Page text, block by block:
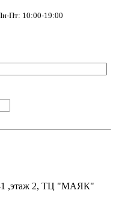
Пт: 10:00-19:00
,этаж 2, ТЦ "МАЯК"